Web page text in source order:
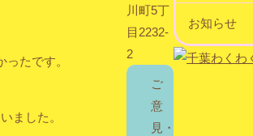
たです。
ました。
お知らせ
川町5丁
目2232-
2
ご
意
見・